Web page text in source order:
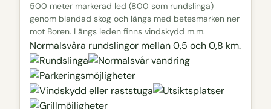
500 meter markerad led (800 som rundslinga)
genom blandad skog och längs med betesmarken ner
mot Boren. Längs leden finns vindskydd m.m.
Normalsvåra rundslingor mellan 0,5 och 0,8 km.